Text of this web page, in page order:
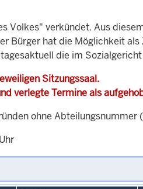
Volkes" verkündet. Aus
Bürger hat die Möglichkeit
die im
Sitzungssaal.
verlegte Termine als
ohne Abteilungsnummer